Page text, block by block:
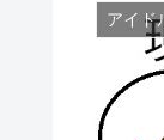
アイド